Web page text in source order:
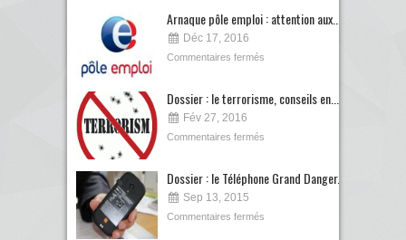
Arnaque pôle emploi : attention aux...
Déc 17, 2016
Commentaires fermés
Dossier : le terrorisme, conseils en...
Fév 27, 2016
Commentaires fermés
Dossier : le Téléphone Grand Danger...
Sep 13, 2015
Commentaires fermés